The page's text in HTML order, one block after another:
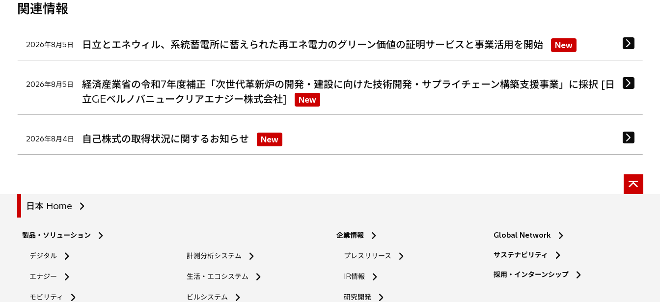
関連情報
2026年8月5日 日立とエネウィル、系統蓄電所に蓄えられた再エネ電力のグリーン価値の証明サービスと事業活用を開始 New
2026年8月5日
経済産業省の令和7年度補正「次世代革新炉の開発・建設に向けた技術開発・サプライチェーン構築支援事業」に採択 [日
立GEベルノバニュークリアエナジー株式会社]
New
2026年8月4日 自己株式の取得状況に関するお知らせ New
日本 Home
製品・ソリューション
デジタル
エナジー
モビリティ
計測分析システム
生活・エコシステム
ビルシステム
企業情報
プレスリリース
IR情報
研究開発新
Global Network
サステナビリティ
採用・インターンシップ